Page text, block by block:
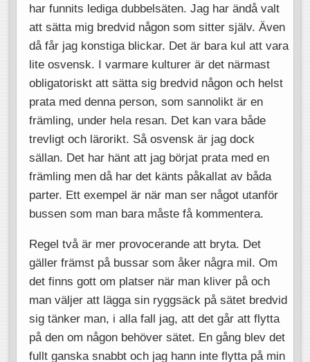
har funnits lediga dubbelsäten. Jag har ändå valt
att sätta mig bredvid någon som sitter själv. Även
då får jag konstiga blickar. Det är bara kul att vara
lite osvensk. I varmare kulturer är det närmast
obligatoriskt att sätta sig bredvid någon och helst
prata med denna person, som sannolikt är en
främling, under hela resan. Det kan vara både
trevligt och lärorikt. Så osvensk är jag dock
sällan. Det har hänt att jag börjat prata med en
främling men då har det känts påkallat av båda
parter. Ett exempel är när man ser något utanför
bussen som man bara måste få kommentera.
Regel två är mer provocerande att bryta. Det
gäller främst på bussar som åker några mil. Om
det finns gott om platser när man kliver på och
man väljer att lägga sin ryggsäck på sätet bredvid
sig tänker man, i alla fall jag, att det går att flytta
på den om någon behöver sätet. En gång blev det
fullt ganska snabbt och jag hann inte flytta på min